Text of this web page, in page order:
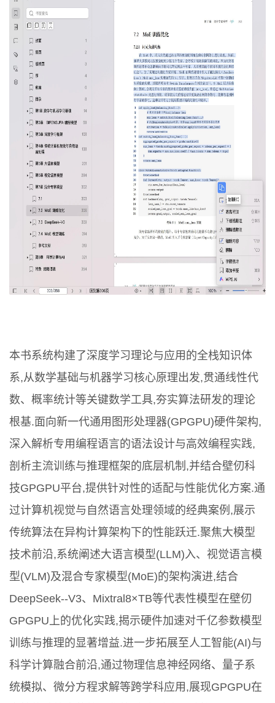
本书系统构建了深度学习理论与应用的全栈知识体
系,从数学基础与机器学习核心原理出发,贯通线性代
数、概率统计等关键数学工具,夯实算法研发的理论
根基.面向新一代通用图形处理器(GPGPU)硬件架构,
深入解析专用编程语言的语法设计与高效编程实践,
剖析主流训练与推理框架的底层机制,并结合壁仞科
技GPGPU平台,提供针对性的适配与性能优化方案.通
过计算机视觉与自然语言处理领域的经典案例,展示
传统算法在异构计算架构下的性能跃迁.聚焦大模型
技术前沿,系统阐述大语言模型(LLM)入、视觉语言模
型(VLM)及混合专家模型(MoE)的架构演进,结合
DeepSeek--V3、Mixtral8×TB等代表性模型在壁仞
GPGPU上的优化实践,揭示硬件加速对千亿参数模型
训练与推理的显著增益.进一步拓展至人工智能(AI)与
科学计算融合前沿,通过物理信息神经网络、量子系
统模拟、微分方程求解等跨学科应用,展现GPGPU在